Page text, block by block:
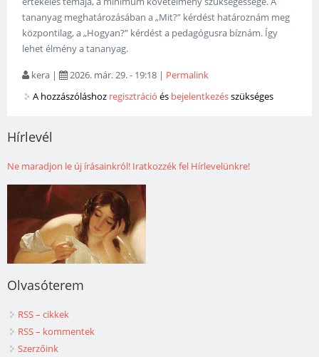
tananyag meghatározásában a „Mit?” kérdést határoznám meg
központilag, a „Hogyan?” kérdést a pedagógusra bíznám. Így
lehet élmény a tananyag.
kera | 2026. már. 29. - 19:18 | Permalink
A hozzászóláshoz regisztráció és bejelentkezésszükséges
Hírlevél
Ne maradjon le új írásainkról! Iratkozzék fel Hírlevelünkre!
Olvasóterem
RSS – cikkek
RSS – kommentek
Szerzőink